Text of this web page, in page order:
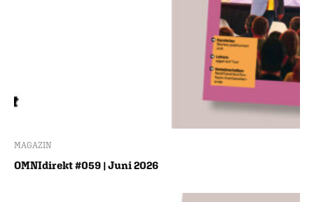
MAGAZIN
OMNIdirekt #059 | Juni 2026